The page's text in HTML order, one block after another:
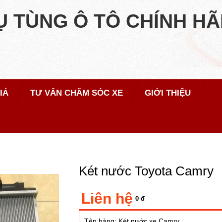
TÙNG Ô TÔ CHÍNH
TƯ VẤN CHĂM SÓC XE GIỚI THIỆU
Két nước Toyota Camry
Liên hệ 0 đ